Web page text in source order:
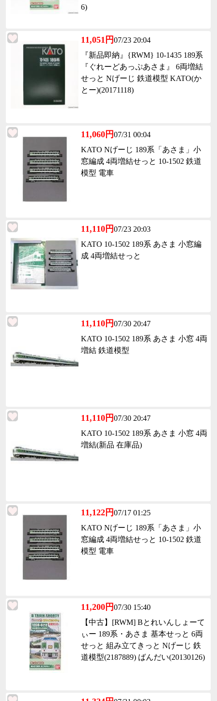
6)
11,051円07/23 20:04
『新品即納』{RWM} 10-1435 189系
『ぐれーどあっぷあさま』 6両増結
せっと Nげーじ 鉄道模型 KATO(か
とー)(20171118)
11,060円07/31 00:04
KATO Nげーじ 189系「あさま」小
窓編成 4両増結せっと 10-1502 鉄道
模型 電車
11,110円07/23 20:03
KATO 10-1502 189系 あさま 小窓編
成 4両増結せっと
11,110円07/30 20:47
KATO 10-1502 189系 あさま 小窓 4両
増結 鉄道模型
11,110円07/30 20:47
KATO 10-1502 189系 あさま 小窓 4両
増結(新品 在庫品)
11,122円07/17 01:25
KATO Nげーじ 189系「あさま」小
窓編成 4両増結せっと 10-1502 鉄道
模型 電車
11,200円07/30 15:40
【中古】[RWM] Bとれいんしょーて
ぃー 189系・あさま 基本せっと 6両
せっと 組み立てきっと Nげーじ 鉄
道模型(2187889) ばんだい(20130126)